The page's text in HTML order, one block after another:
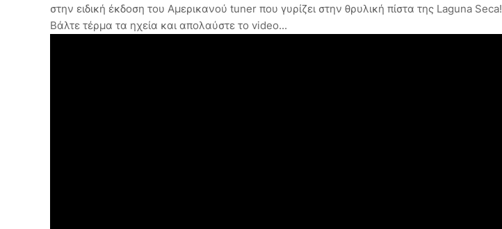
στην ειδική έκδοση του Αμερικανού tuner που γυρίζει στην θρυλική πίστα της Laguna Seca!
Βάλτε τέρμα τα ηχεία και απολαύστε το video...